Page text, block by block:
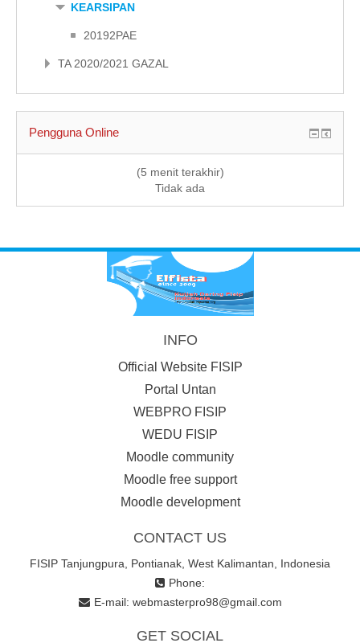
KEARSIPAN
20192PAE
TA 2020/2021 GAZAL
Pengguna Online
(5 menit terakhir)
Tidak ada
INFO
Official Website FISIP
Portal Untan
WEBPRO FISIP
WEDU FISIP
Moodle community
Moodle free support
Moodle development
CONTACT US
FISIP Tanjungpura, Pontianak, West Kalimantan, Indonesia
Phone:
E-mail: webmasterpro98@gmail.com
GET SOCIAL